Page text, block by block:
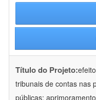
Título do Projeto:
tribunais de contas nas
públicas: